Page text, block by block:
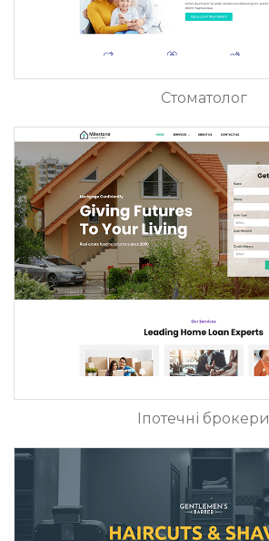
Стоматолог
Іпотечні брокери